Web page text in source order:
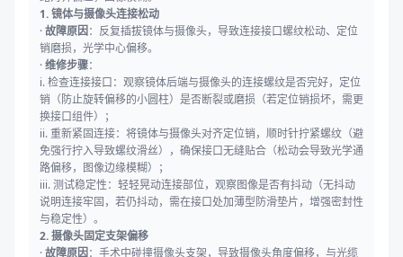
1. 镜体与摄像头连接松动
·故障原因：反复插拔镜体与摄像头，导致连接接口螺纹松动、定位
销磨损，光学中心偏移。
·维修步骤：
i. 检查连接接口：观察镜体后端与摄像头的连接螺纹是否完好，定位
销（防止旋转偏移的小圆柱）是否断裂或磨损（若定位销损坏，需更
换接口组件）；
ii. 重新紧固连接：将镜体与摄像头对齐定位销，顺时针拧紧螺纹（避
免强行拧入导致螺纹滑丝），确保接口无缝贴合（松动会导致光学通
路偏移，图像边缘模糊）；
iii. 测试稳定性：轻轻晃动连接部位，观察图像是否有抖动（无抖动
说明连接牢固，若仍抖动，需在接口处加薄型防滑垫片，增强密封性
与稳定性）。
2. 摄像头固定支架偏移
·故障原因 ：手术中碰撞摄像头支架，导致摄像头角度偏移，与光缆